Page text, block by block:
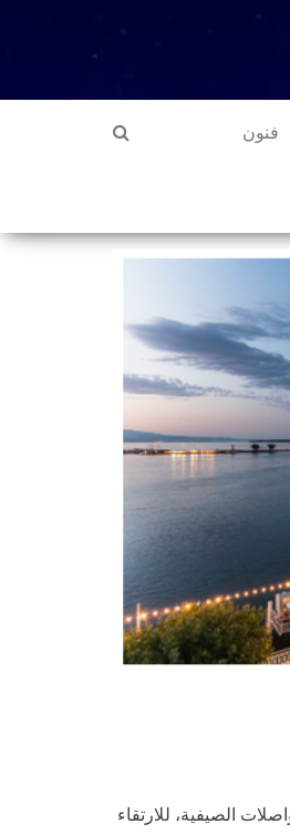
فنون
الحصري لبطاقة المواصلات الصيفية، للارتقاء